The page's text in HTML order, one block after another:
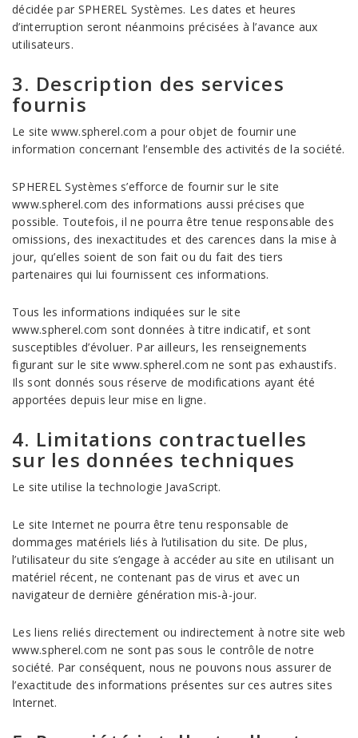
décidée par SPHEREL Systèmes. Les dates et heures
d’interruption seront néanmoins précisées à l’avance aux
utilisateurs.
3. Description des services
fournis
Le site www.spherel.com a pour objet de fournir une
information concernant l’ensemble des activités de la société.
SPHEREL Systèmes s’efforce de fournir sur le site
www.spherel.com des informations aussi précises que
possible. Toutefois, il ne pourra être tenue responsable des
omissions, des inexactitudes et des carences dans la mise à
jour, qu’elles soient de son fait ou du fait des tiers
partenaires qui lui fournissent ces informations.
Tous les informations indiquées sur le site
www.spherel.com sont données à titre indicatif, et sont
susceptibles d’évoluer. Par ailleurs, les renseignements
figurant sur le site www.spherel.com ne sont pas exhaustifs.
Ils sont donnés sous réserve de modifications ayant été
apportées depuis leur mise en ligne.
4. Limitations contractuelles
sur les données techniques
Le site utilise la technologie JavaScript.
Le site Internet ne pourra être tenu responsable de
dommages matériels liés à l’utilisation du site. De plus,
l’utilisateur du site s’engage à accéder au site en utilisant un
matériel récent, ne contenant pas de virus et avec un
navigateur de dernière génération mis-à-jour.
Les liens reliés directement ou indirectement à notre site web
www.spherel.com ne sont pas sous le contrôle de notre
société. Par conséquent, nous ne pouvons nous assurer de
l’exactitude des informations présentes sur ces autres sites
Internet.